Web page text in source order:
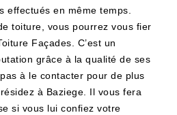
effectués en même temps.
toiture, vous pourrez vous fier
Façades. C’est un
grâce à la qualité de ses
à le contacter pour de plus
à Baziege. Il vous fera
si vous lui confiez votre